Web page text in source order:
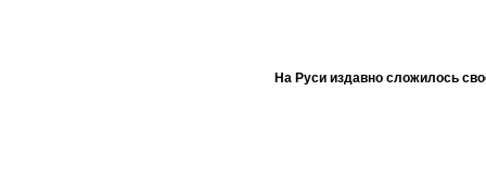
На Руси издавно сложилось